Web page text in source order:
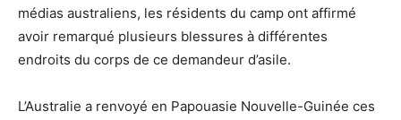
médias australiens, les résidents du camp ont affirmé
avoir remarqué plusieurs blessures à différentes
endroits du corps de ce demandeur d’asile.
L’Australie a renvoyé en Papouasie Nouvelle-Guinée ces